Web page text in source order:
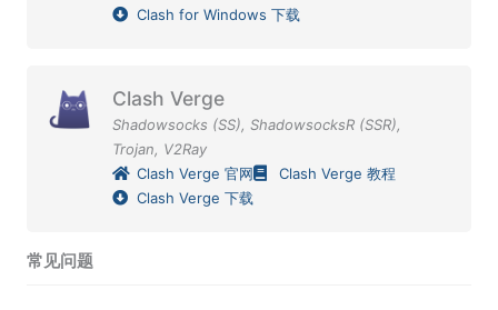
Clash for Windows 下载
Clash Verge
Shadowsocks (SS), ShadowsocksR (SSR),
Trojan, V2Ray
Clash Verge 官网
Clash Verge 教程
Clash Verge 下载
常见问题